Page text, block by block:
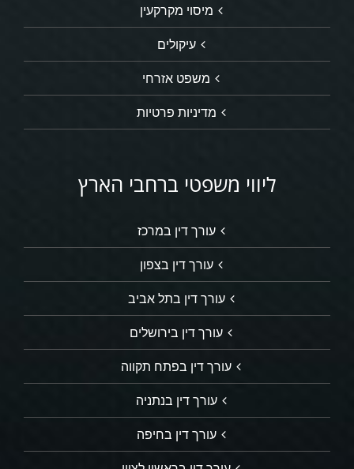
מיסוי מקרקעין
עיקולים
משפט אזרחי
מדיניות פרטיות
ליווי משפטי ברחבי הארץ
עורך דין במרכז
עורך דין בצפון
עורך דין בתל אביב
עורך דין בירושלים
עורך דין בפתח תקווה
עורך דין בנתניה
עורך דין בחיפה